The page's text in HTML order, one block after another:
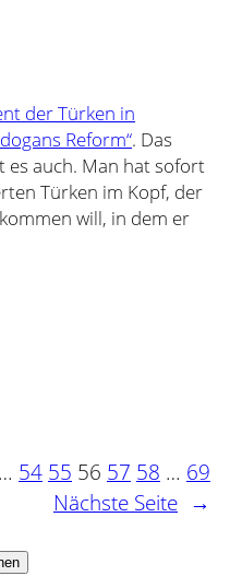
der Türken in
Reform“. Das
auch. Man hat sofort
Türken im Kopf, der
will, in dem er
… 54 55 56 57 58 … 69
Nächste Seite →